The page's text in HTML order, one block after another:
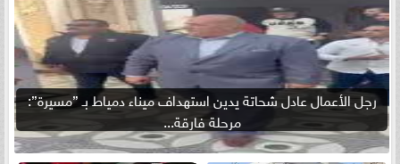
رجل الأعمال عادل شحاتة يدين استهداف ميناء دمياط بـ ”مسيرة”:
مرحلة فارقة...